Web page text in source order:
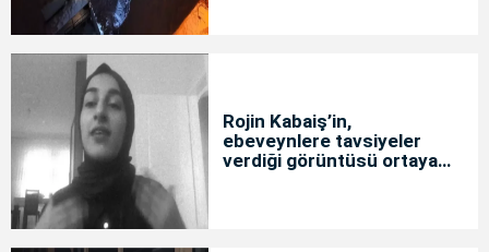
Rojin Kabaiş’in,
ebeveynlere tavsiyeler
verdiği görüntüsü ortaya